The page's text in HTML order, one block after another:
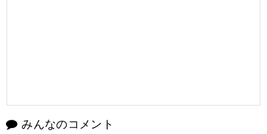
みんなのコメント